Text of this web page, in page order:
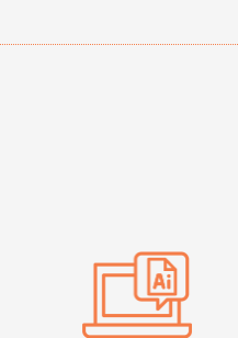
愛知県I社様 【オーダー
価格 大丈夫そうな会社に
大阪府のお客様 A4フル
前回使用して良かった。